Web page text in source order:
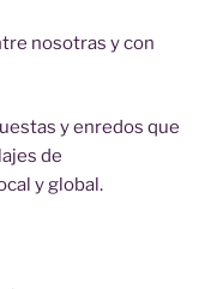
nosotras y con
y enredos que
de
y global.